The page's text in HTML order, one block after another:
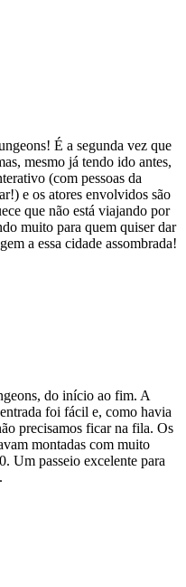
É a segunda vez que
mesmo já tendo ido antes,
(com pessoas da
e os atores envolvidos são
que não está viajando por
muito para quem quiser dar
a essa cidade assombrada!
do início ao fim. A
foi fácil e, como havia
precisamos ficar na fila. Os
montadas com muito
Um passeio excelente para